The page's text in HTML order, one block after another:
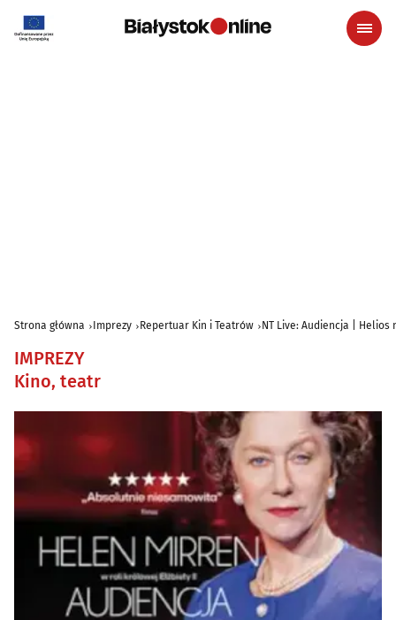
Strona główna Imprezy Repertuar Kin i Teatrów NT Live: Audiencja | Helios
IMPREZY
Kino, teatr